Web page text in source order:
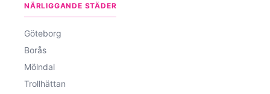
NÄRLIGGANDE STÄDER
Göteborg
Borås
Mölndal
Trollhättan